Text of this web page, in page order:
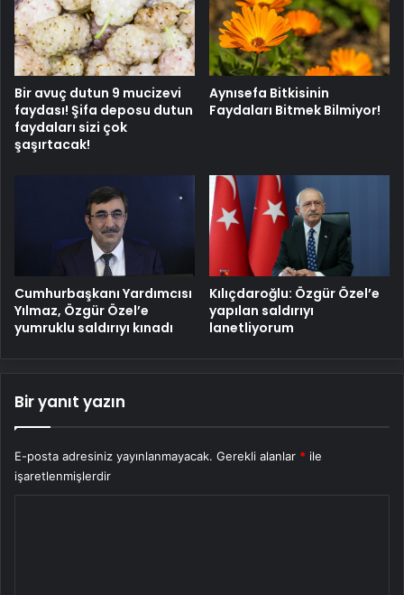
Bir avuç dutun 9 mucizevi
faydası! Şifa deposu dutun
faydaları sizi çok
şaşırtacak!
Aynısefa Bitkisinin
Faydaları Bitmek Bilmiyor!
Cumhurbaşkanı Yardımcısı
Yılmaz, Özgür Özel’e
yumruklu saldırıyı kınadı
Kılıçdaroğlu: Özgür Özel’e
yapılan saldırıyı
lanetliyorum
Bir yanıt yazın
E-posta adresiniz yayınlanmayacak. Gerekli alanlar * ile
işaretlenmişlerdir